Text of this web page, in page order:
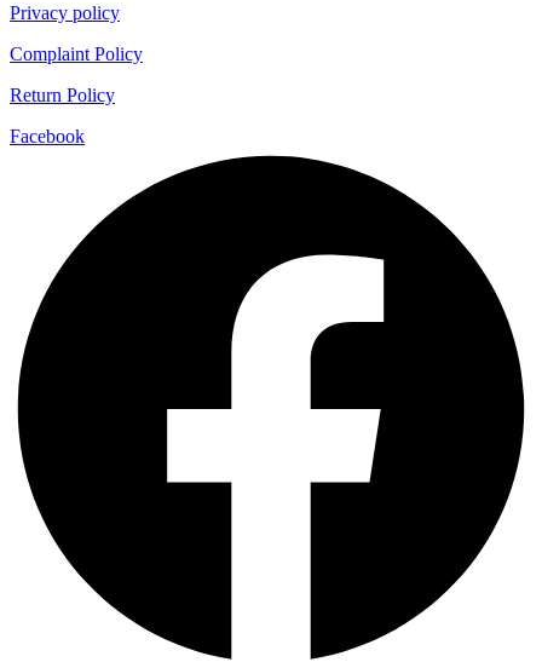
Privacy policy
Complaint Policy
Return Policy
Facebook